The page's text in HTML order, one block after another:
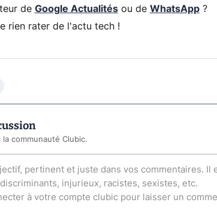
de Google Actualitésou de WhatsApp?
rien rater de l'actu tech !
communauté Clubic.